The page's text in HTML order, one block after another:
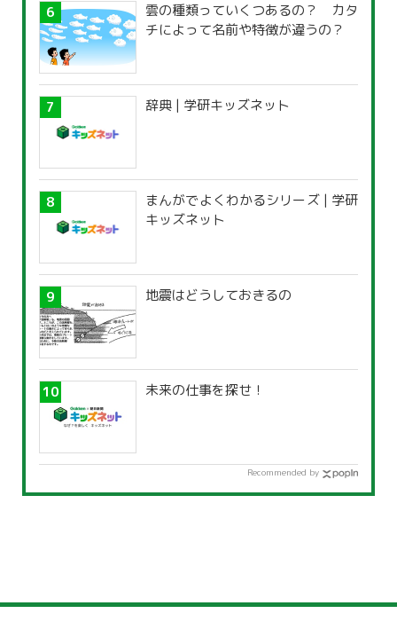
雲の種類っていくつあるの？ カタ
チによって名前や特徴が違うの？
辞典 | 学研キッズネット
まんがでよくわかるシリーズ | 学研
キッズネット
地震はどうしておきるの
未来の仕事を探せ！
Recommended by